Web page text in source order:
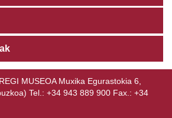
MUSEOA Muxika Egurastokia 6,
Tel.: +34 943 889 900 Fax.: +34